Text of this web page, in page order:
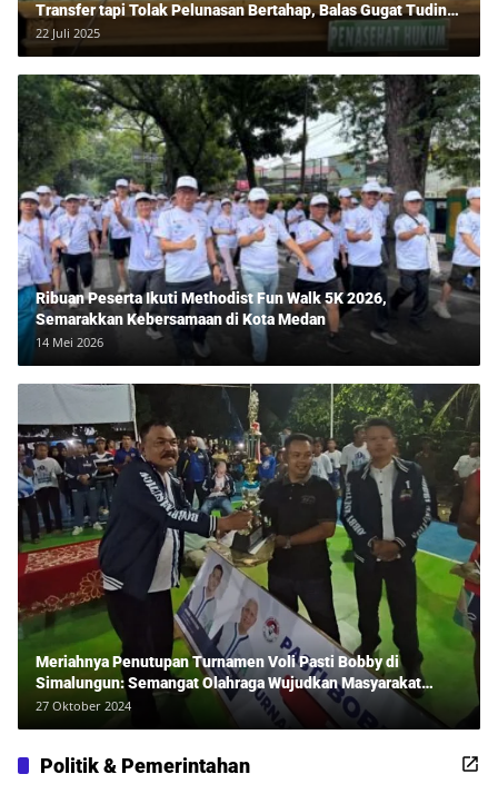
Transfer tapi Tolak Pelunasan Bertahap, Balas Gugat Tuding
Lawan Tipu Rp850 Juta
22 Juli 2025
Ribuan Peserta Ikuti Methodist Fun Walk 5K 2026,
Semarakkan Kebersamaan di Kota Medan
14 Mei 2026
Meriahnya Penutupan Turnamen Voli Pasti Bobby di
Simalungun: Semangat Olahraga Wujudkan Masyarakat
Sehat Bersama Erwan Rozadi dan Ribuan Penonton!
27 Oktober 2024
Politik & Pemerintahan